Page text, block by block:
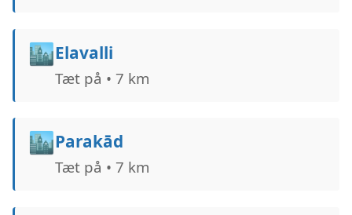
🏙️Elavalli
Tæt på • 7 km
🏙️Parakād
Tæt på • 7 km